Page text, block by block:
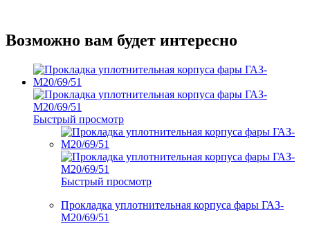
Возможно вам будет интересно
Быстрый просмотр
Быстрый просмотр
Прокладка уплотнительная корпуса фары ГАЗ-
М20/69/51